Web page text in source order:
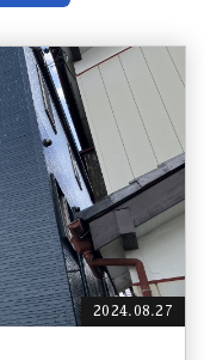
2024.08.27